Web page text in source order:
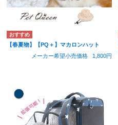
【春夏物】【PQ＋】マカロンハット
メーカー希望小売価格
1,800円